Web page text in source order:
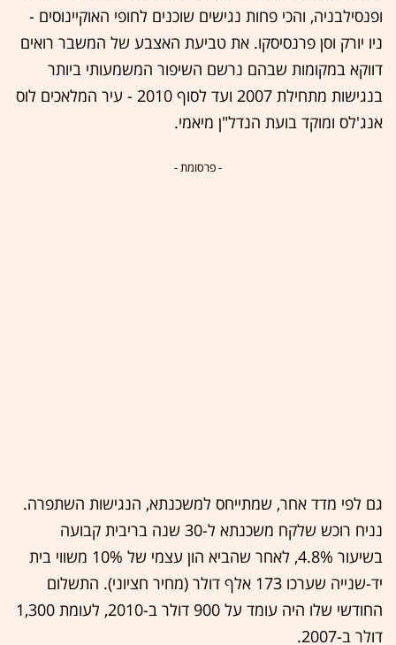
ופנסילבניה, והכי פחות נגישים שוכנים לחופי האוקיינוסים -
ניו יורק וסן פרנסיסקו. את טביעת האצבע של המשבר רואים
דווקא במקומות שבהם נרשם השיפור המשמעותי ביותר
בנגישות מתחילת 2007 ועד לסוף 2010 - עיר המלאכים לוס
אנג'לס ומוקד בועת הנדל"ן מיאמי.
- פרסומת -
גם לפי מדד אחר, שמתייחס למשכנתא, הנגישות השתפרה.
נניח רוכש שלקח משכנתא ל-30 שנה בריבית קבועה
בשיעור 4.8%, לאחר שהביא הון עצמי של 10% משווי בית
יד-שנייה שערכו 173 אלף דולר (מחיר חציוני). התשלום
החודשי שלו היה עומד על 900 דולר ב-2010, לעומת 1,300
דולר ב-2007.